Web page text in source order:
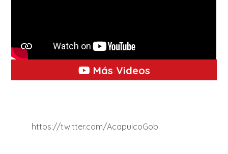
Más Videos
https://twitter.com/AcapulcoGob